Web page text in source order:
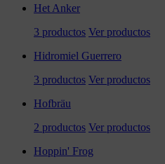
Het Anker
3 productos Ver productos
Hidromiel Guerrero
3 productos Ver productos
Hofbräu
2 productos Ver productos
Hoppin' Frog